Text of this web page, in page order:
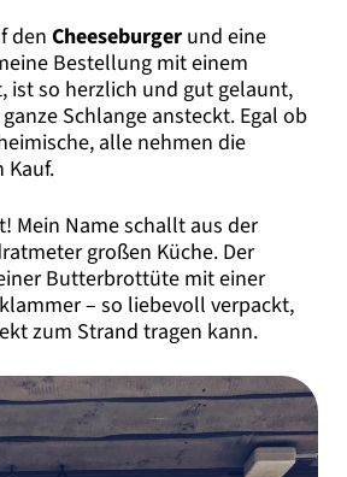
den Cheeseburger und eine
Bestellung mit einem
ist so herzlich und gut gelaunt,
Schlange ansteckt. Egal ob
alle nehmen die
Kauf.
Mein Name schallt aus der
großen Küche. Der
Butterbrottüte mit einer
– so liebevoll verpackt,
zum Strand tragen kann.